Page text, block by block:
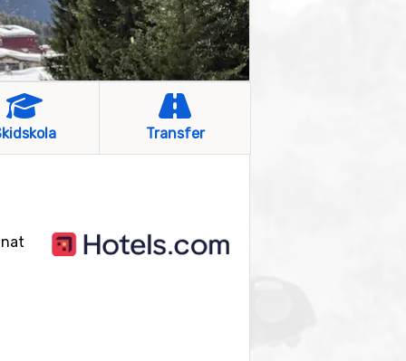
Transfer